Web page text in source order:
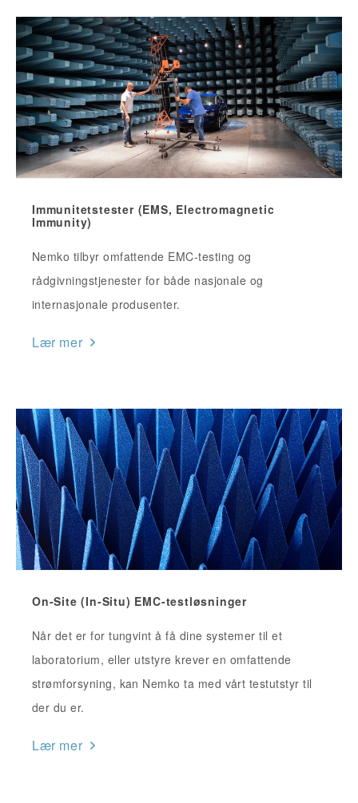
Immunitetstester (EMS, Electromagnetic
Immunity)
Nemko tilbyr omfattende EMC-testing og
rådgivningstjenester for både nasjonale og
internasjonale produsenter.
Lær mer
On-Site (In-Situ) EMC-testløsninger
Når det er for tungvint å få dine systemer til et
laboratorium, eller utstyre krever en omfattende
strømforsyning, kan Nemko ta med vårt testutstyr til
der du er.
Lær mer